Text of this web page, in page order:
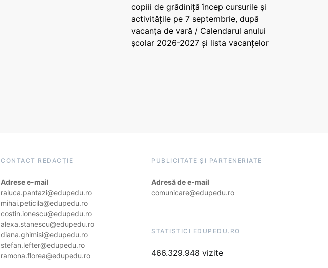
copiii de grădiniță încep cursurile și
activitățile pe 7 septembrie, după
vacanța de vară / Calendarul anului
școlar 2026-2027 și lista vacanțelor
CONTACT REDACȚIE
Adrese e-mail
raluca.pantazi@edupedu.ro
mihai.peticila@edupedu.ro
costin.ionescu@edupedu.ro
alexa.stanescu@edupedu.ro
diana.ghimisi@edupedu.ro
stefan.lefter@edupedu.ro
ramona.florea@edupedu.ro
PUBLICITATE ȘI PARTENERIATE
Adresă de e-mail
comunicare@edupedu.ro
STATISTICI EDUPEDU.RO
466.329.948 vizite